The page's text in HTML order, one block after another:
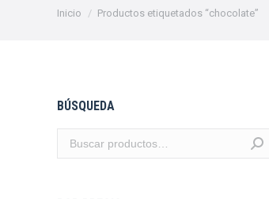
Estás aquí:
Inicio Productos etiquetados “chocolate”
BÚSQUEDA